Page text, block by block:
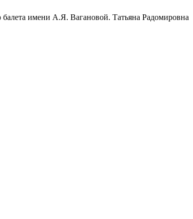
имени А.Я. Вагановой. Татьяна Радомировна